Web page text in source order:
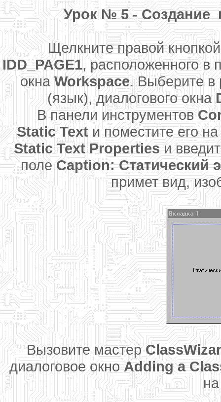
Урок № 5 - Создание
Щелкните правой кнопкой
IDD_PAGE1, расположенного в
окнаWorkspace. Выберите
(язык), диалогового окна
В панели инструментов
Static Textи поместите его на
Static Text Propertiesи
полеCaption: Статический
примет вид,
Вызовите мастер
диалоговое окноAdding a